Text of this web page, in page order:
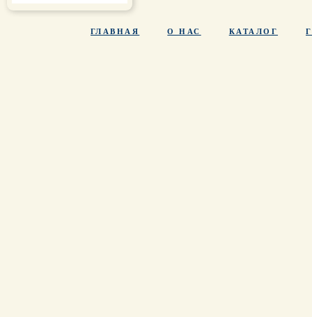
ГЛАВНАЯ О НАС КАТАЛОГ